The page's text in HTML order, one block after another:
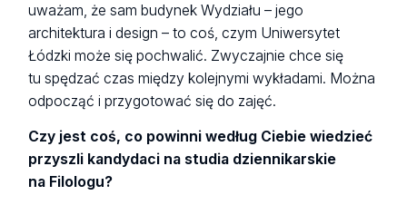
uważam, że sam budynek Wydziału – jego
architektura i design – to coś, czym Uniwersytet
Łódzki może się pochwalić. Zwyczajnie chce się
tu spędzać czas między kolejnymi wykładami. Można
odpocząć i przygotować się do zajęć.
Czy jest coś, co powinni według Ciebie wiedzieć
przyszli kandydaci na studia dziennikarskie
na Filologu?